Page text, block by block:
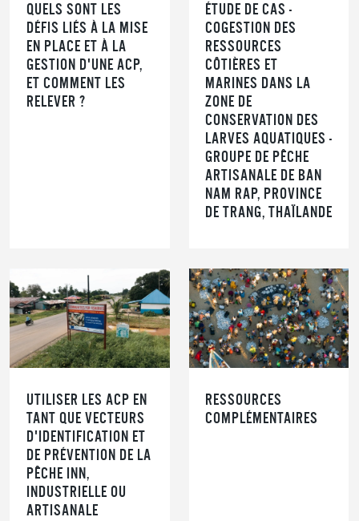
QUELS SONT LES
DÉFIS LIÉS À LA MISE
EN PLACE ET À LA
GESTION D'UNE ACP,
ET COMMENT LES
RELEVER ?
ÉTUDE DE CAS -
COGESTION DES
RESSOURCES
CÔTIÈRES ET
MARINES DANS LA
ZONE DE
CONSERVATION DES
LARVES AQUATIQUES -
GROUPE DE PÊCHE
ARTISANALE DE BAN
NAM RAP, PROVINCE
DE TRANG, THAÏLANDE
UTILISER LES ACP EN
TANT QUE VECTEURS
D'IDENTIFICATION ET
DE PRÉVENTION DE LA
PÊCHE INN,
INDUSTRIELLE OU
ARTISANALE
RESSOURCES
COMPLÉMENTAIRES